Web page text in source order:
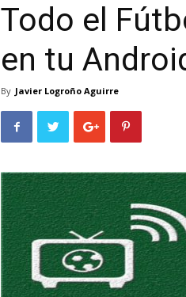
Todo el
en tu
By Javier Logroño Aguirre